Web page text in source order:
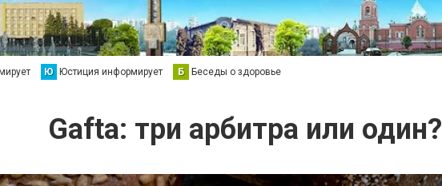
Ю Юстиция информирует Б Беседы о здоровье
Gafta: три арбитра или один?